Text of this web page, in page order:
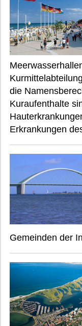
die
Kuraufenthalte
Erkrankungen
Gemeinden der